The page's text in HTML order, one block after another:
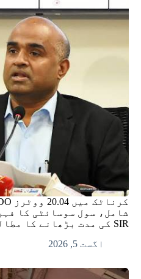
شامل، سول سوسائٹی کا
SIR کی مدت بڑھانے کا مطالبہ
اگست 5, 2026